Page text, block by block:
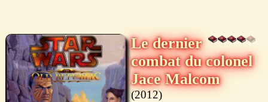
Le dernier
combat du colonel
Jace Malcom
2012